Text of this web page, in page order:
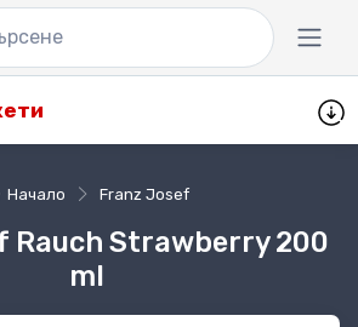
Начало Franz Josef
Rauch Strawberry 200
ml